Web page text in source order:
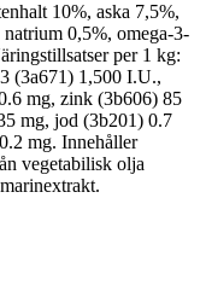
10%, aska 7,5%,
0,5%, omega-3-
per 1 kg:
(3a671) 1,500 I.U.,
mg, zink (3b606) 85
mg, jod (3b201) 0.7
mg. Innehåller
vegetabilisk olja